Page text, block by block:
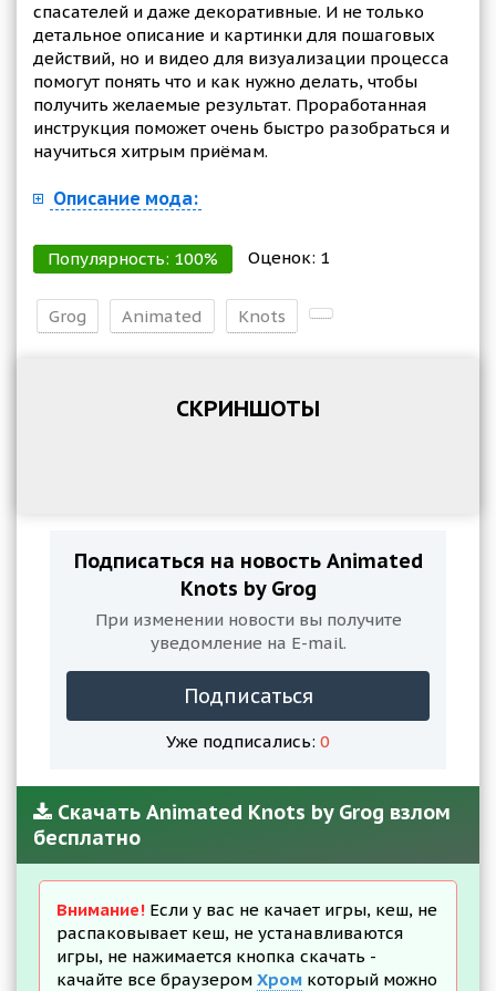
спасателей и даже декоративные. И не только
детальное описание и картинки для пошаговых
действий, но и видео для визуализации процесса
помогут понять что и как нужно делать, чтобы
получить желаемые результат. Проработанная
инструкция поможет очень быстро разобраться и
научиться хитрым приёмам.
Описание мода:
Популярность: 100% Оценок: 1
Grog Animated Knots
СКРИНШОТЫ
Подписаться на новость Animated
Knots by Grog
При изменении новости вы получите
уведомление на E-mail.
Подписаться
Уже подписались: 0
Скачать Animated Knots by Grog взлом
бесплатно
Внимание! Если у вас не качает игры, кеш, не
распаковывает кеш, не устанавливаются
игры, не нажимается кнопка скачать -
качайте все браузером Хром который можно